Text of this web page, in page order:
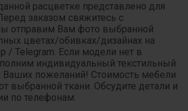
расцветке представлено для
заказом свяжитесь с
отправим Вам фото выбранной
цветах/обивках/дизайнах на
/ Telegram. Если модели нет в
индивидуальный текстильный
Ваших пожеланий! Стоимость мебели
выбранной ткани. Обсудите детали и
по телефонам: